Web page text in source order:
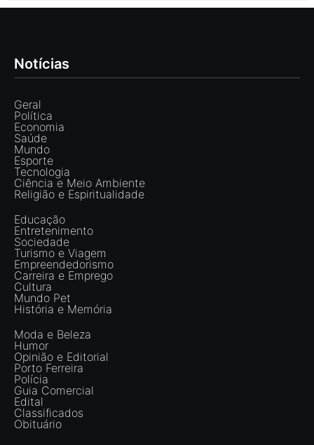
Notícias
Geral
Política
Economia
Saúde
Mundo
Esporte
Tecnologia
Ciência e Meio Ambiente
Religião e Espiritualidade
Educação
Entretenimento
Sociedade
Turismo e Viagem
Empreendedorismo
Carreira e Emprego
Cultura
Mundo Pet
História e Memória
Moda e Beleza
Humor
Opinião e Editorial
Porto Ferreira
Polícia
Guia Comercial
Edital
Classificados
Obituário